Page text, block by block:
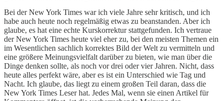
Bei der New York Times war ich viele Jahre sehr kritisch, und ich
habe auch heute noch regelmäßig etwas zu beanstanden. Aber ich
glaube, es hat eine echte Kurskorrektur stattgefunden. Ich vertraue
der New York Times heute viel eher zu, bei den meisten Themen ein
im Wesentlichen sachlich korrektes Bild der Welt zu vermitteln und
eine größere Meinungsvielfalt darüber zu bieten, wie man über die
Dinge denken sollte, als noch vor drei oder vier Jahren. Nicht, dass
heute alles perfekt wäre, aber es ist ein Unterschied wie Tag und
Nacht. Ich glaube, das liegt zu einem großen Teil daran, dass die
New York Times Leser hat. Jedes Mal, wenn sie einen Artikel für